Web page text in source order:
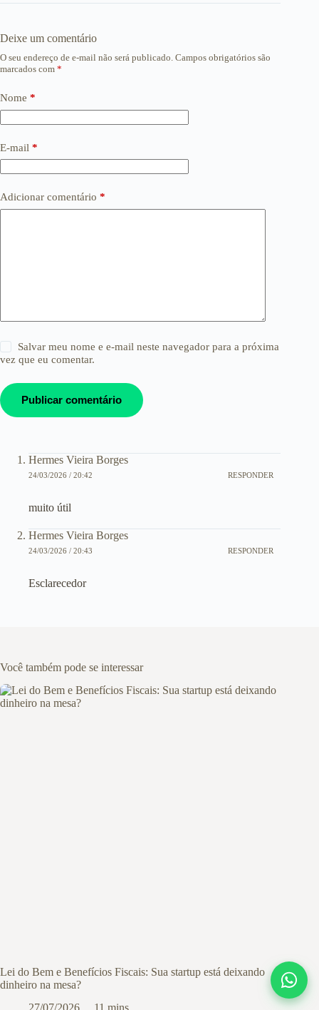
Deixe um comentário
O seu endereço de e-mail não será publicado. Campos obrigatórios são
marcados com *
Nome *
E-mail *
Adicionar comentário *
Salvar meu nome e e-mail neste navegador para a próxima
vez que eu comentar.
Publicar comentário
Hermes Vieira Borges
24/03/2026 / 20:42 RESPONDER
muito útil
Hermes Vieira Borges
24/03/2026 / 20:43 RESPONDER
Esclarecedor
Você também pode se interessar
Lei do Bem e Benefícios Fiscais: Sua startup está deixando
dinheiro na mesa?